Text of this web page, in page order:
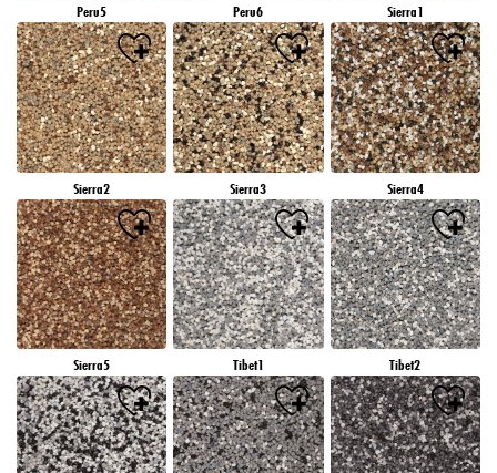
Peru5 Peru6 Sierra1
Sierra2 Sierra3 Sierra4
Sierra5 Tibet1 Tibet2